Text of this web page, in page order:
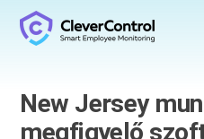
New Jersey
megfigyelő